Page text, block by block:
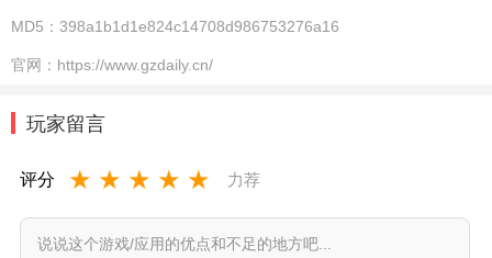
MD5： 398a1b1d1e824c14708d986753276a16
官网： https://www.gzdaily.cn/
玩家留言
评分 ★ ★ ★ ★ ★ 力荐